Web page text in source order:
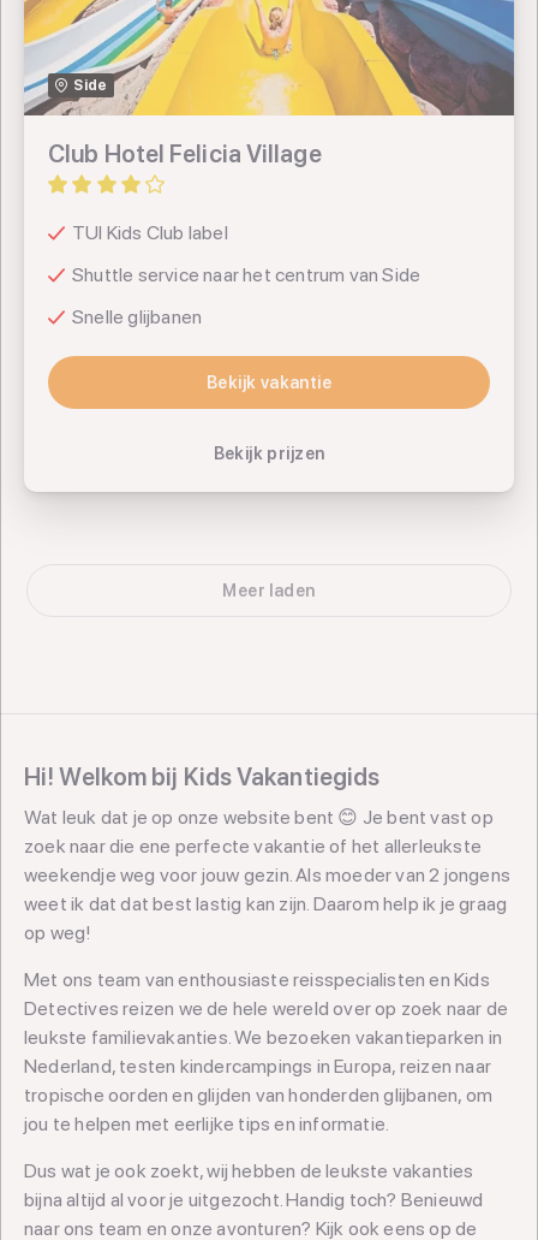
Side
Club Hotel Felicia Village
TUI Kids Club label
Shuttle service naar het centrum van Side
Snelle glijbanen
Bekijk vakantie
Bekijk prijzen
Sunweb
Bekijk vakantie
Meer laden
Hi! Welkom bij Kids Vakantiegids
Wat leuk dat je op onze website bent 😊 Je bent vast op
zoek naar die ene perfecte vakantie of het allerleukste
weekendje weg voor jouw gezin. Als moeder van 2 jongens
weet ik dat dat best lastig kan zijn. Daarom help ik je graag
op weg!
Met ons team van enthousiaste reisspecialisten en Kids
Detectives reizen we de hele wereld over op zoek naar de
leukste familievakanties. We bezoeken vakantieparken in
Nederland, testen kindercampings in Europa, reizen naar
tropische oorden en glijden van honderden glijbanen, om
jou te helpen met eerlijke tips en informatie.
Dus wat je ook zoekt, wij hebben de leukste vakanties
bijna altijd al voor je uitgezocht. Handig toch? Benieuwd
naar ons team en onze avonturen? Kijk ook eens op de